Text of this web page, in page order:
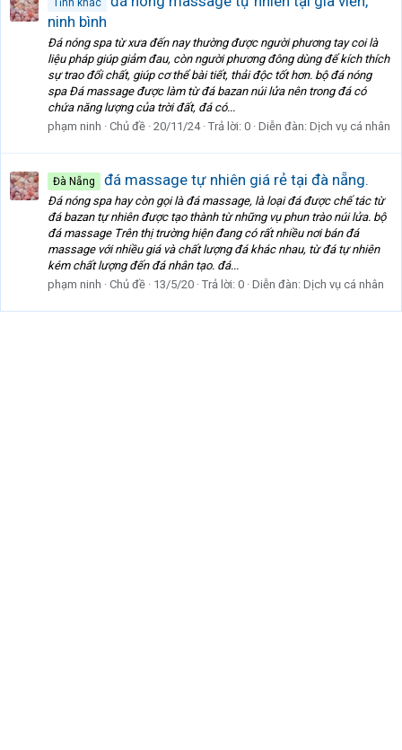
Tỉnh khác
ninh bình
Đá nóng spa từ xưa đến nay thường được người phương tay coi là
liệu pháp giúp giảm đau, còn người phương đông dùng để kích thích
sự trao đổi chất, giúp cơ thể bài tiết, thải độc tốt hơn. bộ đá nóng
spa Đá massage được làm từ đá bazan núi lửa nên trong đá có
chứa năng lượng của trời đất, đá có...
phạm ninh
Chủ đề 20/11/24 Trả lời: 0 Diễn đàn: Dịch vụ cá nhân
Đà Nẵng đá massage tự nhiên giá rẻ tại đà nẵng.
Đá nóng spa hay còn gọi là đá massage, là loại đá được chế tác từ
đá bazan tự nhiên được tạo thành từ những vụ phun trào núi lửa. bộ
đá massage Trên thị trường hiện đang có rất nhiều nơi bán đá
massage với nhiều giá và chất lượng đá khác nhau, từ đá tự nhiên
kém chất lượng đến đá nhân tạo. đá...
phạm ninh
Chủ đề 13/5/20 Trả lời: 0 Diễn đàn: Dịch vụ cá nhân